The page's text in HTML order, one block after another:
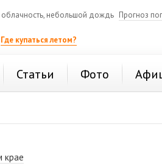
небольшой дождь Прогноз
Где купаться летом?
Статьи Фото
крае